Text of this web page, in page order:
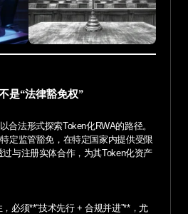
是“法律豁免权”
合法形式探索Token化RWA的路径。
定监管豁免，在特定国家内提供受限
与注册实体合作，为其Token化资产
必须**“技术先行 + 合规并进”**，尤